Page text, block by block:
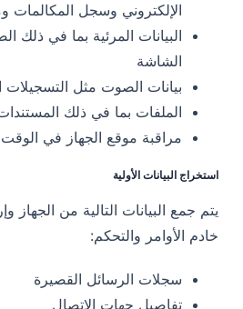
الإلكتروني وسجل المكالمات
البيانات المرئية بما في ذلك
الشاشة
بيانات الصوت مثل التسجيلات
الملفات بما في ذلك
مراقبة موقع الجهاز في
استخراج البيانات الأولية
يتم جمع البيانات التالية من الجهاز
خادم الأوامر والتحكم:
سجلات الرسائل القصيرة
تفاصيل جهات الاتصال